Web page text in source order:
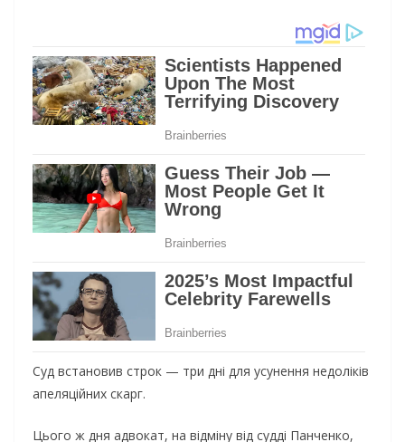
Суд встановив строк — три дні для усунення недоліків
апеляційних скарг.
Цього ж дня адвокат, на відміну від судді Панченко,